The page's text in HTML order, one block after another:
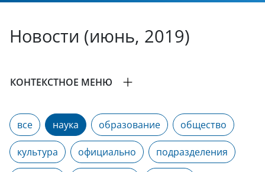
Новости (июнь, 2019)
КОНТЕКСТНОЕ МЕНЮ
все наука образование общество
культура официально подразделения